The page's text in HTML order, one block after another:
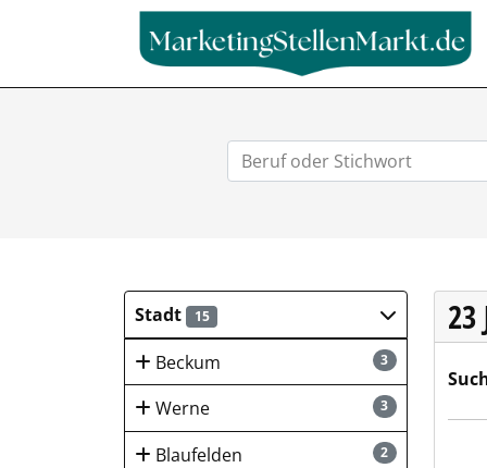
Stadt 15
3
Beckum
3
Werne
2
Blaufelden
23